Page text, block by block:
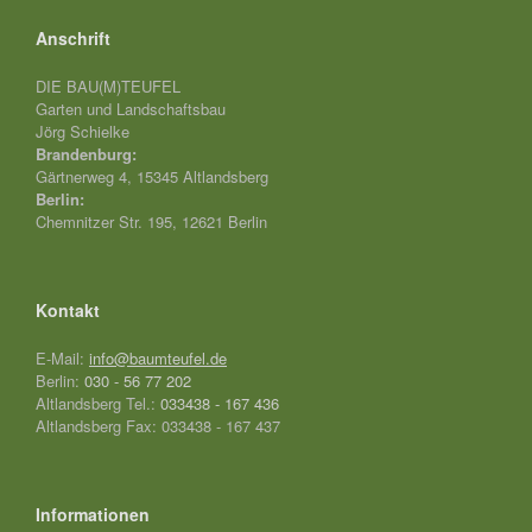
Anschrift
DIE BAU(M)TEUFEL
Garten und Landschaftsbau
Jörg Schielke
Brandenburg:
Gärtnerweg 4, 15345 Altlandsberg
Berlin:
Chemnitzer Str. 195, 12621 Berlin
Kontakt
E-Mail: info@baumteufel.de
Berlin: 030 - 56 77 202
Altlandsberg Tel.: 033438 - 167 436
Altlandsberg Fax: 033438 - 167 437
Informationen